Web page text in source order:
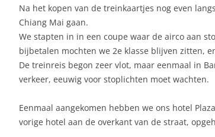
Na het kopen van de treinkaartjes nog even
Chiang Mai gaan.
We stapten in in een coupe waar de airco aan
bijbetalen mochten we 2e klasse blijven zitten,
De treinreis begon zeer vlot, maar eenmaal in
verkeer, eeuwig voor stoplichten moet wachten.
Eenmaal aangekomen hebben we ons hotel
vorige hotel aan de overkant van de straat,